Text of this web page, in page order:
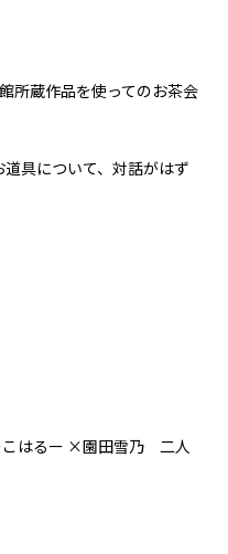
所蔵作品を使ってのお茶会
具について、対話がはず
こはるー ×園田雪乃 二人